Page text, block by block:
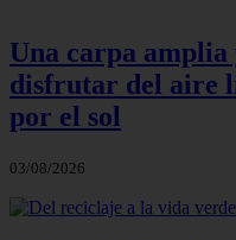
Una carpa amplia
disfrutar del aire
por el sol
03/08/2026